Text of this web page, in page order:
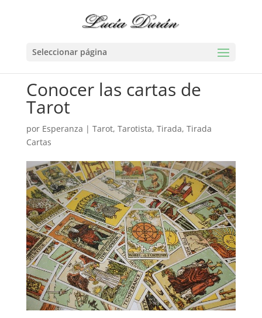
Seleccionar página
Conocer las cartas de
Tarot
por Esperanza | Tarot, Tarotista, Tirada, Tirada
Cartas